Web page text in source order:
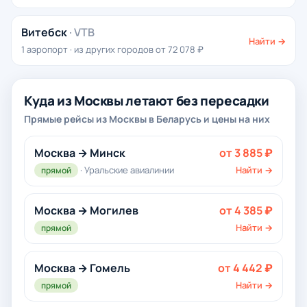
Витебск· VTB
1 аэропорт · из других городов от 72 078 ₽
Найти →
Куда из Москвы летают без пересадки
Прямые рейсы из Москвы в Беларусь и цены на них
Москва → Минск
прямой · Уральские авиалинии
от 3 885 ₽
Найти →
Москва → Могилев
прямой
от 4 385 ₽
Найти →
Москва → Гомель
прямой
от 4 442 ₽
Найти →